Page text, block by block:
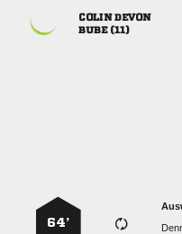
 
 
64’